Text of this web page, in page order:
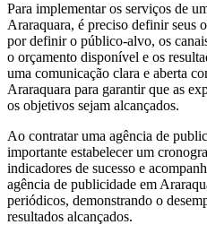
Para implementar os serviços de
Araraquara, é preciso definir seus
por definir o público-alvo, os
o orçamento disponível e os
uma comunicação clara e aberta
Araraquara para garantir que as
os objetivos sejam alcançados.
Ao contratar uma agência de
importante estabelecer um
indicadores de sucesso e
agência de publicidade em
periódicos, demonstrando o
resultados alcançados.